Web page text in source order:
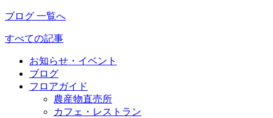
ブログ 一覧へ
すべての記事
お知らせ・イベント
ブログ
フロアガイド
農産物直売所
カフェ・レストラン